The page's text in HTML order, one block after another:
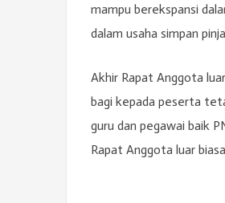
mampu berekspansi
dalam usaha simpan
Akhir Rapat Anggota
bagi kepada peserta
guru dan pegawai baik
Rapat Anggota luar